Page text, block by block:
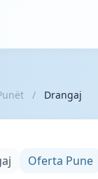
/ Drangaj
Oferta Pune